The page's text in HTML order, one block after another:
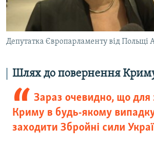
Депутатка Європарламенту від Польщі
Шлях до повернення
Зараз очевидно, що для
Криму в будь-якому
заходити Збройні сили